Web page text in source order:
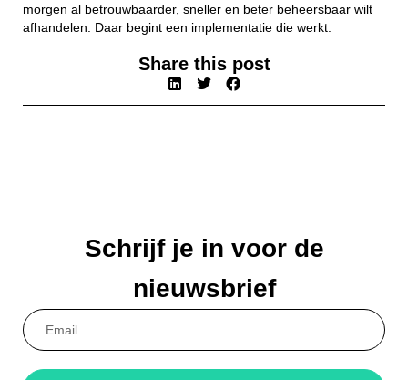
morgen al betrouwbaarder, sneller en beter beheersbaar wilt
afhandelen. Daar begint een implementatie die werkt.
Share this post
Schrijf je in voor de
nieuwsbrief